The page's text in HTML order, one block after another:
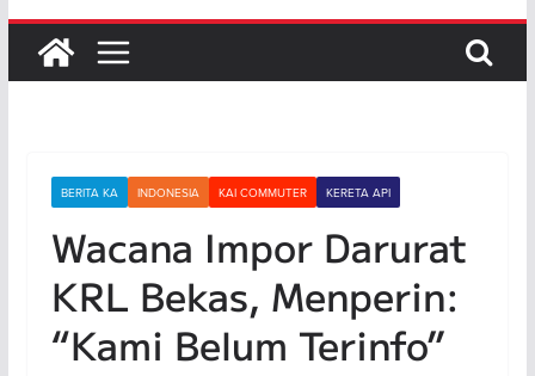
BERITA KA INDONESIA KAI COMMUTER KERETA API
Wacana Impor Darurat
KRL Bekas, Menperin:
“Kami Belum Terinfo”